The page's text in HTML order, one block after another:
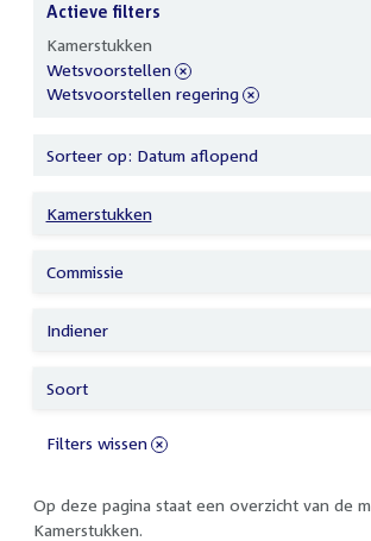
Op deze pagina staat een overzicht van de
Kamerstukken.
uw
resultaten
Actieve filters
Kamerstukken
verwijder
filter
Wetsvoorstellen
verwijder
Wetsvoorstellen regering
Sorteer op: Datum aflopend
Kamerstukken
Commissie
Indiener
Soort
Filters wissen